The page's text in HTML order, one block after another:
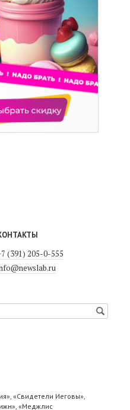
(391) 205-0-555
«Свидетели Иеговы»,
«Меджлис